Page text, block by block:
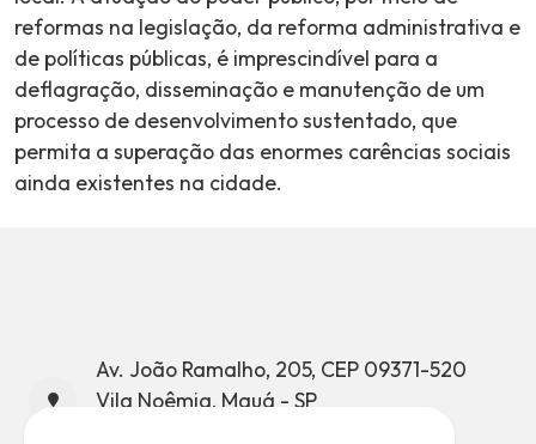
reformas na legislação, da reforma administrativa e
de políticas públicas, é imprescindível para a
deflagração, disseminação e manutenção de um
processo de desenvolvimento sustentado, que
permita a superação das enormes carências sociais
ainda existentes na cidade.
Av. João Ramalho, 205, CEP 09371-520
Vila Noêmia, Mauá - SP